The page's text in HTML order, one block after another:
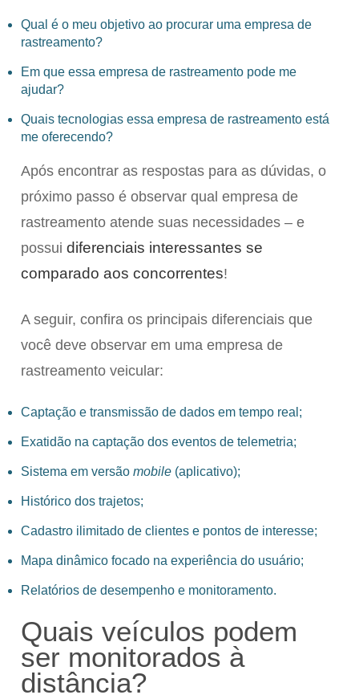
Qual é o meu objetivo ao procurar uma empresa de
rastreamento?
Em que essa empresa de rastreamento pode me
ajudar?
Quais tecnologias essa empresa de rastreamento está
me oferecendo?
Após encontrar as respostas para as dúvidas, o
próximo passo é observar qual empresa de
rastreamento atende suas necessidades – e
possui diferenciais interessantes se
comparado aos concorrentes!
A seguir, confira os principais diferenciais que
você deve observar em uma empresa de
rastreamento veicular:
Captação e transmissão de dados em tempo real;
Exatidão na captação dos eventos de telemetria;
Sistema em versão mobile (aplicativo);
Histórico dos trajetos;
Cadastro ilimitado de clientes e pontos de interesse;
Mapa dinâmico focado na experiência do usuário;
Relatórios de desempenho e monitoramento.
Quais veículos podem
ser monitorados à
distância?